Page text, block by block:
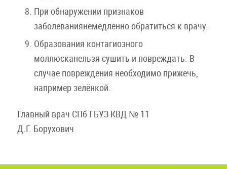
При обнаружении признаков
заболеваниянемедленно обратиться к врачу.
Образования контагиозного
моллюсканельзя сушить и повреждать. В
случае повреждения необходимо прижечь,
например зелёнкой.
Главный врач СПб ГБУЗ КВД № 11
Д.Г. Борухович